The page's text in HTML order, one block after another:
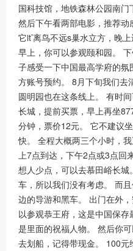
国科技馆，地铁森林公园南门
然后下午看两部电影，推荐动
它it’离鸟不远s巢水立方，晚
早上，你可以参观颐和园。
子感受一下中国最高学府的
方账号预约。 8月下旬我们去
圆明园也在这条线上。 有时
长城，提前买票，早上再坐
分钟，票价12元。 它不建议
快。 全程大概两三个小时，
上7点到达，下午2点或3点回
想人少点，可以去慕田峪长
车，所以我们没有考虑。 而
边的导游和黑车。 出门在外
以参观恭王府，这是中国保
是里面的祝福人物。 然后你
去划船，记得带现金。 100